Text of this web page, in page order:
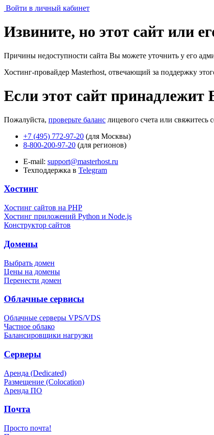
Войти в личный кабинет
Извините, но этот сайт или
Причины недоступности сайта Вы можете уточнить у его
Хостинг-провайдер Masterhost, отвечающий за поддержку
Если этот сайт принадлежит
Пожалуйста, проверьте баланс лицевого счета или свяжитесь
+7 (495) 772-97-20 (для Москвы)
8-800-200-97-20 (для регионов)
E-mail: support@masterhost.ru
Техподдержка в Telegram
Хостинг
Хостинг сайтов на PHP
Хостинг приложений Python и Node.js
Конструктор сайтов
Домены
Выбрать домен
Цены на домены
Перенести домен
Облачные сервисы
Облачные серверы VPS/VDS
Частное облако
Балансировщики нагрузки
Серверы
Аренда (Dedicated)
Размещение (Colocation)
Аренда ПО
Почта
Просто почта!